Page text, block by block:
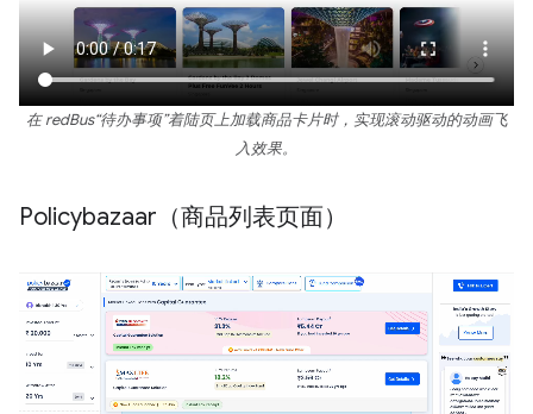
在 redBus“待办事项”着陆页上加载商品卡片时，实现滚动驱动的动画飞
入效果。
Policybazaar（商品列表页面）